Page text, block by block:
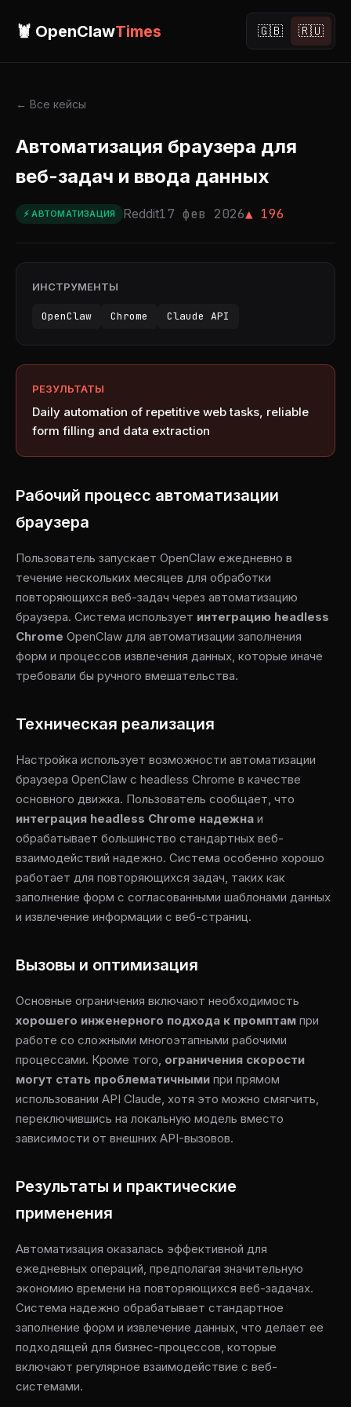
🦞 OpenClawTimes 🇬🇧 🇷🇺
← Все кейсы
Автоматизация браузера для
веб-задач и ввода данных
⚡ АВТОМАТИЗАЦИЯ Reddit17 фев 2026▲ 196
ИНСТРУМЕНТЫ
OpenClaw Chrome Claude API
РЕЗУЛЬТАТЫ
Daily automation of repetitive web tasks, reliable
form filling and data extraction
Рабочий процесс автоматизации
браузера
Пользователь запускает OpenClaw ежедневно в
течение нескольких месяцев для обработки
повторяющихся веб-задач через автоматизацию
браузера. Система использует интеграцию headless
Chrome OpenClaw для автоматизации заполнения
форм и процессов извлечения данных, которые иначе
требовали бы ручного вмешательства.
Техническая реализация
Настройка использует возможности автоматизации
браузера OpenClaw с headless Chrome в качестве
основного движка. Пользователь сообщает, что
интеграция headless Chrome надежна и
обрабатывает большинство стандартных веб-
взаимодействий надежно. Система особенно хорошо
работает для повторяющихся задач, таких как
заполнение форм с согласованными шаблонами данных
и извлечение информации с веб-страниц.
Вызовы и оптимизация
Основные ограничения включают необходимость
хорошего инженерного подхода к промптам при
работе со сложными многоэтапными рабочими
процессами. Кроме того, ограничения скорости
могут стать проблематичными при прямом
использовании API Claude, хотя это можно смягчить,
переключившись на локальную модель вместо
зависимости от внешних API-вызовов.
Результаты и практические
применения
Автоматизация оказалась эффективной для
ежедневных операций, предполагая значительную
экономию времени на повторяющихся веб-задачах.
Система надежно обрабатывает стандартное
заполнение форм и извлечение данных, что делает ее
подходящей для бизнес-процессов, которые
включают регулярное взаимодействие с веб-
системами.